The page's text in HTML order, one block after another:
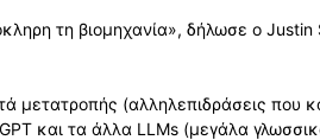
τη βιομηχανία», δήλωσε ο Justin
μετατροπής (αλληλεπιδράσεις που
και τα άλλα LLMs (μεγάλα